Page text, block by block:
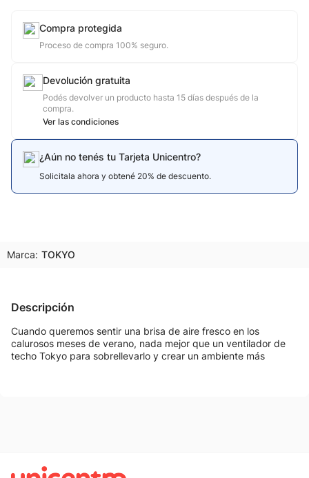
Compra protegida
Proceso de compra 100% seguro.
Devolución gratuita
Podés devolver un producto hasta 15 días después de la
compra.
Ver las condiciones
¿Aún no tenés tu Tarjeta Unicentro?
Solicitala ahora y obtené 20% de descuento.
Marca: TOKYO
Descripción
Cuando queremos sentir una brisa de aire fresco en los
calurosos meses de verano, nada mejor que un ventilador de
techo Tokyo para sobrellevarlo y crear un ambiente más